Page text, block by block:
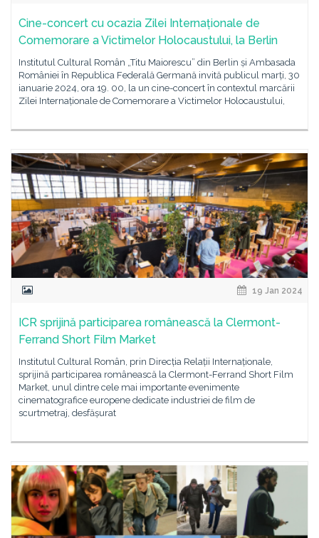
Cine-concert cu ocazia Zilei Internaționale de
Comemorare a Victimelor Holocaustului, la Berlin
Institutul Cultural Român „Titu Maiorescu” din Berlin și Ambasada
României în Republica Federală Germană invită publicul marți, 30
ianuarie 2024, ora 19. 00, la un cine-concert în contextul marcării
Zilei Internaționale de Comemorare a Victimelor Holocaustului,
19 Jan 2024
ICR sprijină participarea românească la Clermont-
Ferrand Short Film Market
Institutul Cultural Român, prin Direcția Relații Internaționale,
sprijină participarea românească la Clermont-Ferrand Short Film
Market, unul dintre cele mai importante evenimente
cinematografice europene dedicate industriei de film de
scurtmetraj, desfășurat